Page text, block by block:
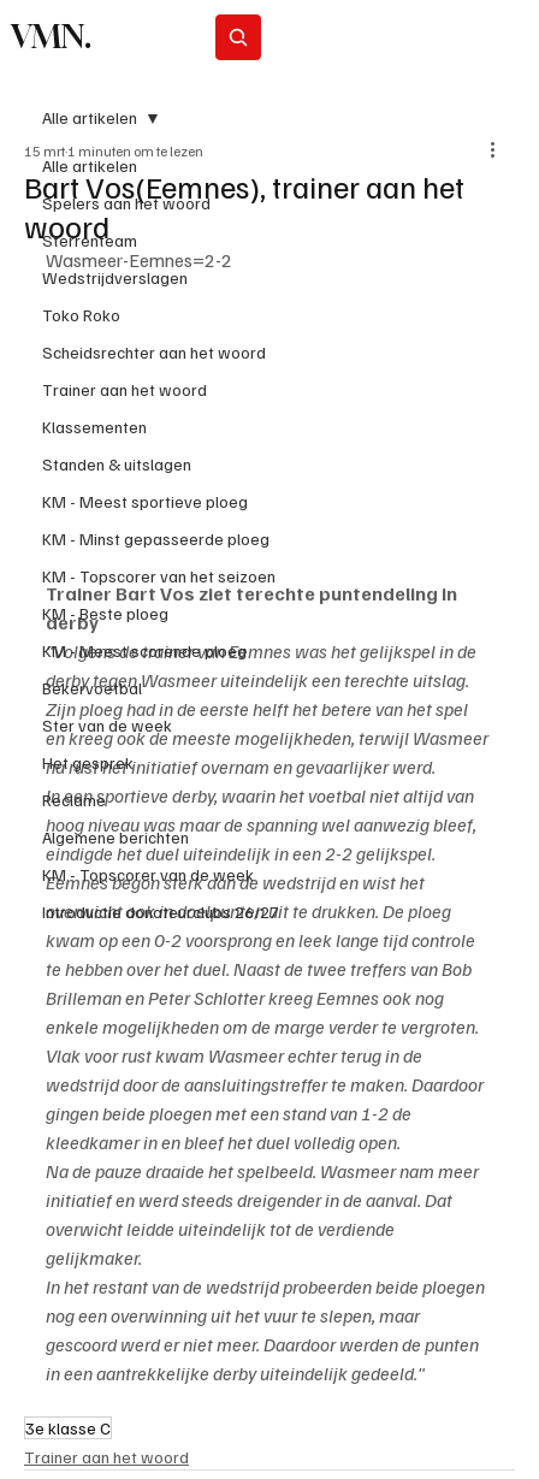
VMN.
Alle artikelen
Spelers aan het woord
Sterrenteam
Wedstrijdverslagen
Toko Roko
Scheidsrechter aan het woord
Trainer aan het woord
Klassementen
Standen & uitslagen
KM - Meest sportieve ploeg
KM - Minst gepasseerde ploeg
KM - Topscorer van het seizoen
KM - Beste ploeg
KM - Meest scorende ploeg
Bekervoetbal
Ster van de week
Het gesprek
Reclame
Algemene berichten
KM - Topscorer van de week
Introductie donateurclubs 26/27
Alle artikelen
Bart Vos(Eemnes), trainer aan het
woord
15 mrt 1 minuten om te lezen
Wasmeer-Eemnes=2-2
Trainer Bart Vos ziet terechte puntendeling in
derby
"Volgens de trainer van Eemnes was het gelijkspel in de
derby tegen Wasmeer uiteindelijk een terechte uitslag.
Zijn ploeg had in de eerste helft het betere van het spel
en kreeg ook de meeste mogelijkheden, terwijl Wasmeer
na rust het initiatief overnam en gevaarlijker werd.
In een sportieve derby, waarin het voetbal niet altijd van
hoog niveau was maar de spanning wel aanwezig bleef,
eindigde het duel uiteindelijk in een 2-2 gelijkspel.
Eemnes begon sterk aan de wedstrijd en wist het
overwicht ook in doelpunten uit te drukken. De ploeg
kwam op een 0-2 voorsprong en leek lange tijd controle
te hebben over het duel. Naast de twee treffers van Bob
Brilleman en Peter Schlotter kreeg Eemnes ook nog
enkele mogelijkheden om de marge verder te vergroten.
Vlak voor rust kwam Wasmeer echter terug in de
wedstrijd door de aansluitingstreffer te maken. Daardoor
gingen beide ploegen met een stand van 1-2 de
kleedkamer in en bleef het duel volledig open.
Na de pauze draaide het spelbeeld. Wasmeer nam meer
initiatief en werd steeds dreigender in de aanval. Dat
overwicht leidde uiteindelijk tot de verdiende
gelijkmaker.
In het restant van de wedstrijd probeerden beide ploegen
nog een overwinning uit het vuur te slepen, maar
gescoord werd er niet meer. Daardoor werden de punten
in een aantrekkelijke derby uiteindelijk gedeeld."
3e klasse C
Trainer aan het woord